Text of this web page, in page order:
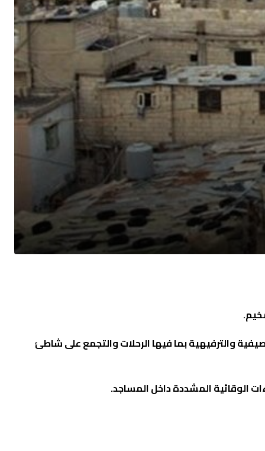
والترفيهية بما فيها الرحلات والتجمع على شاطئ
الوقائية المشددة داخل المساجد.